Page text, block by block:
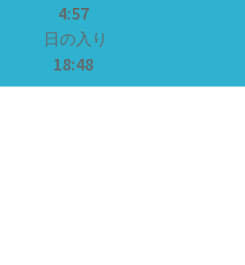
4:57
日の入り
18:48